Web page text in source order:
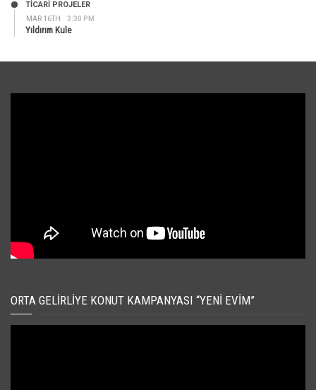
MAR 16TH 3:30 PM
TİCARİ PROJELER
Yıldırım Kule
ORTA GELIRLIYE KONUT KAMPANYASI “YENI EVIM”